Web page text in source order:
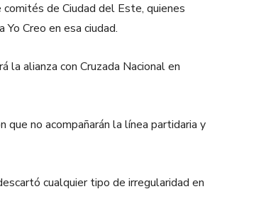
de Ciudad del Este, quienes
Creo en esa ciudad.
la alianza con Cruzada Nacional en
no acompañarán la línea partidaria y
cualquier tipo de irregularidad en